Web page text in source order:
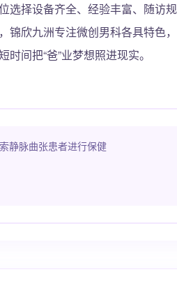
选择设备齐全、经验丰富、随访
锦欣九洲专注微创男科各具特色
间把“爸”业梦想照进现实。
静脉曲张患者进行保健